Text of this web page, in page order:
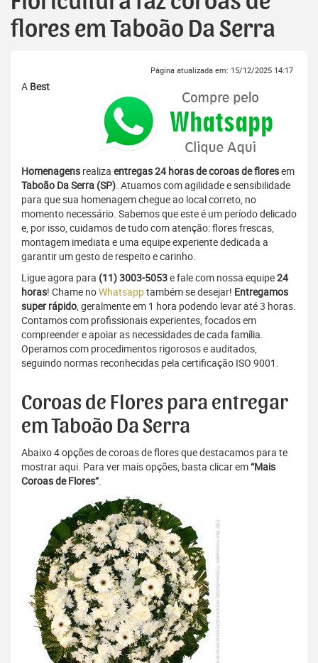
flores em Taboão Da Serra
Página atualizada em: 15/12/2025 14:17
A Best
Homenagens realiza entregas 24 horas de coroas de floresem
Taboão Da Serra (SP). Atuamos com agilidade e sensibilidade
para que sua homenagem chegue ao local correto, no
momento necessário. Sabemos que este é um período delicado
e, por isso, cuidamos de tudo com atenção: flores frescas,
montagem imediata e uma equipe experiente dedicada a
garantir um gesto de respeito e carinho.
Ligue agora para (11) 3003-5053e fale com nossa equipe24
horas! Chame noWhatsapptambém se desejar! Entregamos
super rápido, geralmente em 1 hora podendo levar até 3 horas.
Contamos com profissionais experientes, focados em
compreender e apoiar as necessidades de cada família.
Operamos com procedimentos rigorosos e auditados,
seguindo normas reconhecidas pela certificação ISO 9001.
Coroas de Flores para entregar
em Taboão Da Serra
Abaixo 4 opções de coroas de flores que destacamos para te
mostrar aqui. Para ver mais opções, basta clicar em“Mais
Coroas de Flores”.